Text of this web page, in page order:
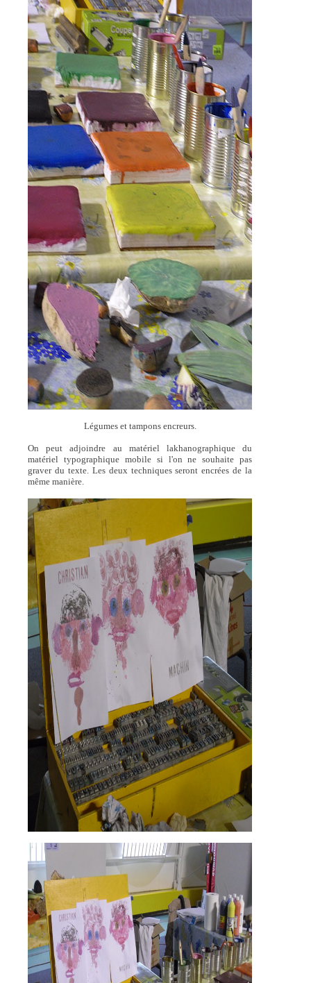
Légumes et tampons encreurs.
On peut adjoindre au matériel lakhanographique du
matériel typographique mobile si l'on ne souhaite pas
graver du texte. Les deux techniques seront encrées de la
même manière.